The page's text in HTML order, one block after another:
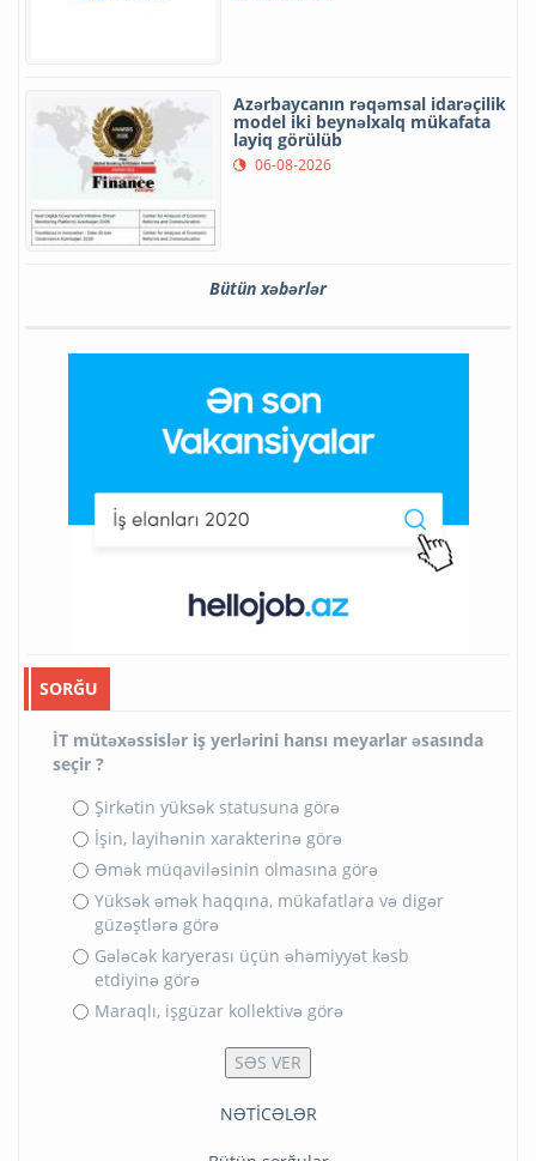
Azərbaycanın rəqəmsal idarəçilik
model iki beynəlxalq mükafata
layiq görülüb
06-08-2026
Bütün xəbərlər
SORĞU
İT mütəxəssislər iş yerlərini hansı meyarlar əsasında
seçir ?
Şirkətin yüksək statusuna görə
İşin, layihənin xarakterinə görə
Əmək müqaviləsinin olmasına görə
Yüksək əmək haqqına, mükafatlara və digər
güzəştlərə görə
Gələcək karyerası üçün əhəmiyyət kəsb
etdiyinə görə
Maraqlı, işgüzar kollektivə görə
NƏTİCƏLƏR